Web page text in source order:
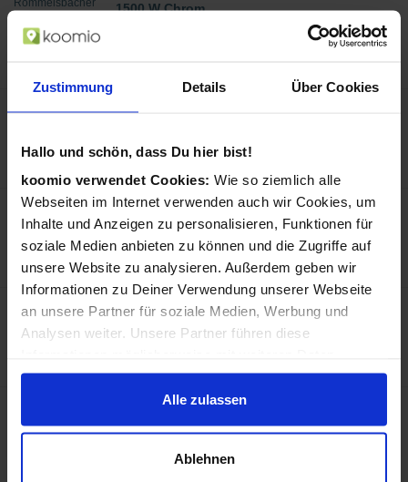
Zustimmung Details Über Cookies
Hallo und schön, dass Du hier bist!
koomio verwendet Cookies: Wie so ziemlich alle
Webseiten im Internet verwenden auch wir Cookies, um
Inhalte und Anzeigen zu personalisieren, Funktionen für
soziale Medien anbieten zu können und die Zugriffe auf
unsere Website zu analysieren. Außerdem geben wir
Informationen zu Deiner Verwendung unserer Webseite
an unsere Partner für soziale Medien, Werbung und
Analysen weiter. Unsere Partner führen diese
zusammen, die Du ihnen bereitgestellt hast oder die sie
im Rahmen Deiner Nutzung der Dienste gesammelt
haben.
Alle zulassen
Ablehnen
1500 W Chrom
Preis: 9,49 €
Braun Face 810
in Epilierer
Preis:49,99 €
Doro PhoneEasy 105wr Duo
Remington MB320C Haarschneider